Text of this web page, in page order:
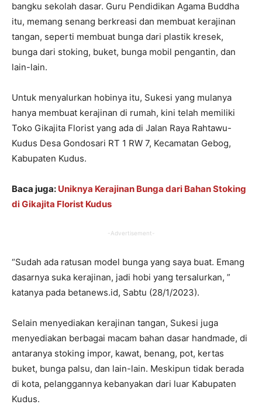
bangku sekolah dasar. Guru Pendidikan Agama Buddha
itu, memang senang berkreasi dan membuat kerajinan
tangan, seperti membuat bunga dari plastik kresek,
bunga dari stoking, buket, bunga mobil pengantin, dan
lain-lain.
Untuk menyalurkan hobinya itu, Sukesi yang mulanya
hanya membuat kerajinan di rumah, kini telah memiliki
Toko Gikajita Florist yang ada di Jalan Raya Rahtawu-
Kudus Desa Gondosari RT 1 RW 7, Kecamatan Gebog,
Kabupaten Kudus.
Baca juga: Uniknya Kerajinan Bunga dari Bahan Stoking
di Gikajita Florist Kudus
-Advertisement-
“Sudah ada ratusan model bunga yang saya buat. Emang
dasarnya suka kerajinan, jadi hobi yang tersalurkan, ”
katanya pada betanews.id, Sabtu (28/1/2023).
Selain menyediakan kerajinan tangan, Sukesi juga
menyediakan berbagai macam bahan dasar handmade, di
antaranya stoking impor, kawat, benang, pot, kertas
buket, bunga palsu, dan lain-lain. Meskipun tidak berada
di kota, pelanggannya kebanyakan dari luar Kabupaten
Kudus.